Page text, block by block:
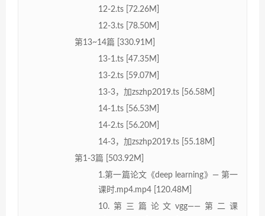
12-2.ts [72.26M]
12-3.ts [78.50M]
第13~14篇 [330.91M]
13-1.ts [47.35M]
13-2.ts [59.07M]
13-3，加zszhp2019.ts [56.58M]
14-1.ts [56.53M]
14-2.ts [56.20M]
14-3，加zszhp2019.ts [55.18M]
第1-3篇 [503.92M]
1.第一篇论文《deep learning》— 第一
课时.mp4.mp4 [120.48M]
10.第三篇论文vgg——第二课